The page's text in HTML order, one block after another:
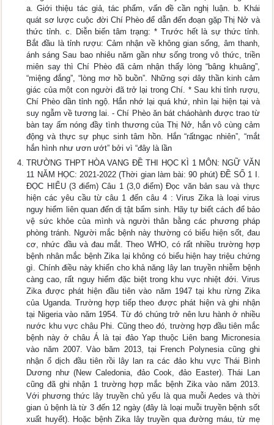
a. Giới thiệu tác giả, tác phẩm, vấn đề cần nghị luận. b. Khái
quát sơ lược cuộc đời Chí Phèo để dẫn đến đoạn gặp Thị Nở và
thức tỉnh. c. Diễn biến tâm trạng: * Trước hết là sự thức tỉnh.
Bắt đầu là tỉnh rượu: Cảm nhận về không gian sống, âm thanh,
ánh sáng Sau bao nhiêu năm gần như sống trong vô thức, triền
miên say thì Chí Phèo đã cảm nhận thấy lòng “bâng khuâng”,
“miệng đắng”, “lòng mơ hồ buồn”. Những sợi dây thần kinh cảm
giác của một con người đã trở lại trong Chí. * Sau khi tỉnh rượu,
Chí Phèo dần tỉnh ngộ. Hắn nhớ lại quá khứ, nhìn lại hiện tại và
suy ngẫm về tương lai. - Chí Phèo ăn bát cháohành được trao từ
bàn tay ấm nóng đầy tình thương của Thị Nở, hắn vô cùng cảm
động và thực sự phục sinh tâm hồn. Hắn “rấtngạc nhiên”, “mắt
hắn hình như ươn ướt” bởi vì “đây là lần
TRƯỜNG THPT HÒA VANG ĐỀ THI HỌC KÌ 1 MÔN: NGỮ VĂN
11 NĂM HỌC: 2021-2022 (Thời gian làm bài: 90 phút) ĐỀ SỐ 1 I.
ĐỌC HIỂU (3 điểm) Câu 1 (3,0 điểm) Đọc văn bản sau và thực
hiện các yêu cầu từ câu 1 đến câu 4 : Virus Zika là loại virus
nguy hiểm liên quan đến dị tật bẩm sinh. Hãy tự biết cách để bảo
vệ sức khỏe của mình và người thân bằng các phương pháp
phòng tránh. Người mắc bệnh này thường có biểu hiện sốt, đau
cơ, nhức đầu và đau mắt. Theo WHO, có rất nhiều trường hợp
bệnh nhân mắc bệnh Zika lại không có biểu hiện hay triệu chứng
gì. Chính điều này khiến cho khả năng lây lan truyền nhiễm bệnh
càng cao, rất nguy hiểm đặc biệt trong khu vực nhiệt đới. Virus
Zika được phát hiện đầu tiên vào năm 1947 tại khu rừng Zika
của Uganda. Trường hợp tiếp theo được phát hiện và ghi nhận
tại Nigeria vào năm 1954. Từ đó chúng trở nên lưu hành ở nhiều
nước khu vực châu Phi. Cũng theo đó, trường hợp đầu tiên mắc
bệnh này ở châu Á là tại đảo Yap thuộc Liên bang Micronesia
vào năm 2007. Vào băm 2013, tại French Polynesia cũng ghi
nhận ổ dịch đầu tiên rồi lây lan ra các đảo khu vực Thái Bình
Dương như (New Caledonia, đảo Cook, đảo Easter). Thái Lan
cũng đã ghi nhận 1 trường hợp mắc bệnh Zika vào năm 2013.
Với phương thức lây truyền chủ yếu là qua muỗi Aedes và thời
gian ủ bệnh là từ 3 đến 12 ngày (đây là loại muỗi truyền bệnh sốt
xuất huyết). Hoặc bệnh Zika lây truyền qua đường máu, từ mẹ